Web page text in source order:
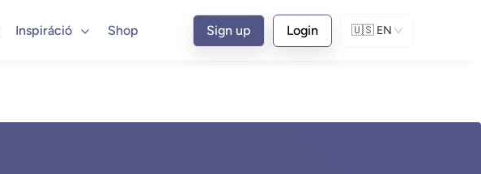
Inspiráció Shop Sign up Login 🇺🇸 EN